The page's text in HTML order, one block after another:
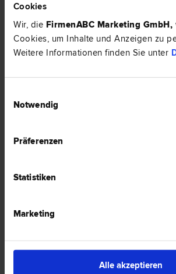
Cookies
Wir, die FirmenABC Marketing GmbH,
Cookies, um Inhalte und Anzeigen zu
Weitere Informationen finden Sie unter
Notwendig
Präferenzen
Statistiken
Marketing
Alle akzeptieren
2 Notare - Notar in
3130 Herzogenburg